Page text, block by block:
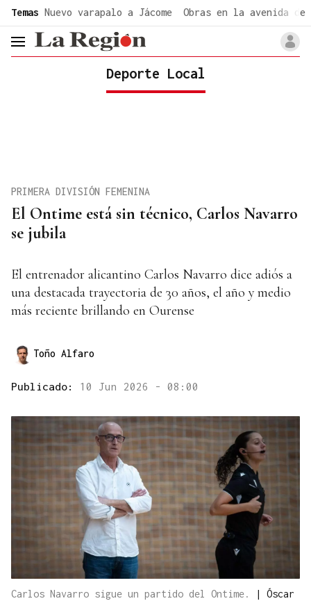
Temas Nuevo varapalo a Jácome Obras en la avenida de
header.menu.open
Deporte Local
El Ontime está sin técnico, Carlos Navarro
se jubila
PRIMERA DIVISIÓN FEMENINA
El entrenador alicantino Carlos Navarro dice adiós a
una destacada trayectoria de 30 años, el año y medio
más reciente brillando en Ourense
Toño Alfaro
Publicado: 10 Jun 2026 - 08:00
Carlos Navarro sigue un partido del Ontime. | Óscar